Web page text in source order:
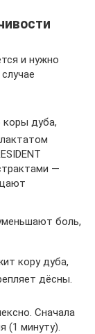
и нужно
коры дуба,
—
боль,
кору дуба,
дёсны.
Сначала
(1 минуту).